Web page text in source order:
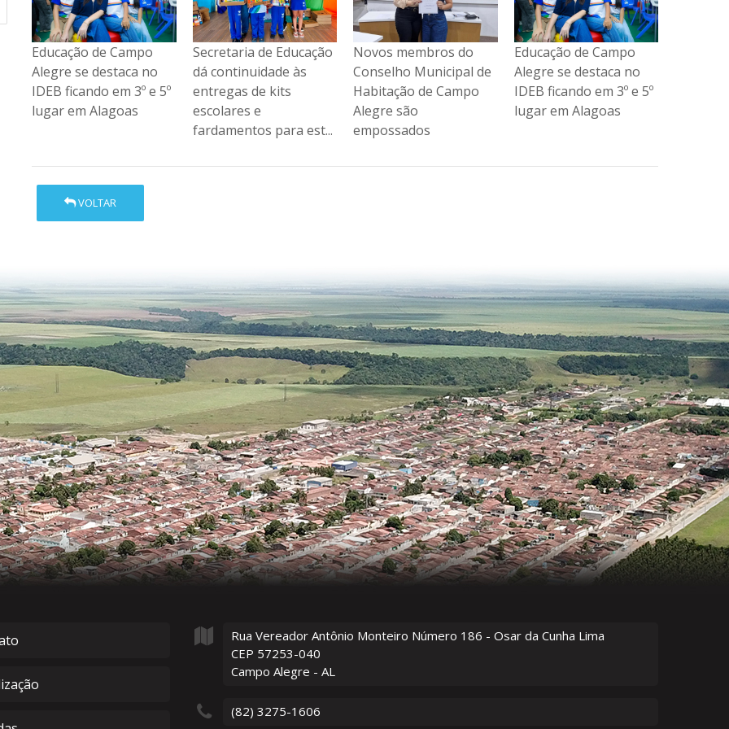
Secretaria de Educação
dá continuidade às
entregas de kits
escolares e
Novos membros do
Conselho Municipal de
Habitação de Campo
Alegre são
empossados
Educação de Campo
Alegre se destaca no
IDEB ficando em 3º e 5º
lugar em Alagoas
Secretaria de Educação
dá continuidade às
entregas de kits
escolares e
VOLTAR
Rua Vereador Antônio Monteiro Número 186 - Osar da Cunha Lima
CEP 57253-040
Campo Alegre - AL
(82) 3275-1606